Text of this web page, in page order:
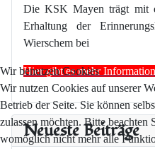
Die KSK Mayen trägt mit
Erhaltung der
Wierschem bei
Hier gibt es mehr
Neueste Beiträge
Wir benutzen Cookies
Wir nutzen Cookies auf unserer
Betrieb der Seite. Sie können
zulassen möchten. Bitte beachten
womöglich nicht mehr alle